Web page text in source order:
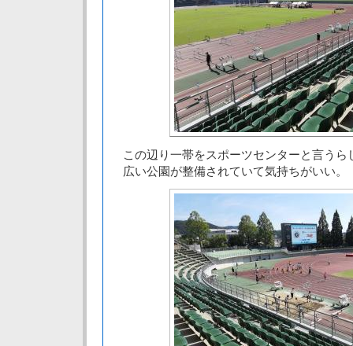
この辺り一帯をスポーツセンターと言うら
広い公園が整備されていて気持ちがいい。